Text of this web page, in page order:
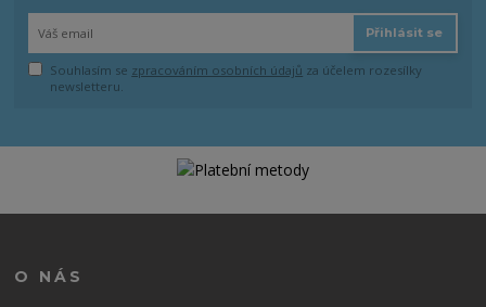
Přihlásit se
Souhlasím se zpracováním osobních údajů za účelem rozesílky
newsletteru.
O NÁS